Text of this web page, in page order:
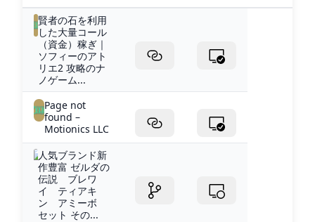
賢者の石を利用
した大量コール
（資金）稼ぎ｜
ソフィーのアト
リエ2 攻略のナ
ノゲーム...
Page not
found –
Motionics LLC
人気ブランド新
作豊富 ゼルダの
伝説 ブレワ
イ ティアキ
ン アミーボ
セット その...